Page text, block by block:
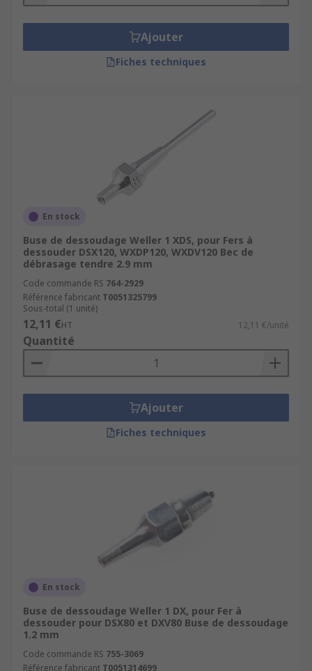
Ajouter
Fiches techniques
En stock
Buse de dessoudage Weller 1 XDS, pour Fers à
dessouder DSX120, WXDP120, WXDV120 Bec de
débrasage tendre 2.9 mm
Code commande RS 764-2929
Référence fabricant T0051325799
Sous-total (1 unité)
12,11 €HT 12,11 €/unité
Quantité
Ajouter
Fiches techniques
En stock
Buse de dessoudage Weller 1 DX, pour Fer à
dessouder pour DSX80 et DXV80 Buse de dessoudage
1.2 mm
Code commande RS 755-3069
Référence fabricant T0051314699